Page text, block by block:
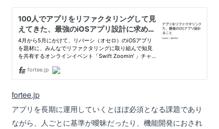
fortee.jp
アプリを長期に運用していくとほぼ必須となる課題であり
ながら、人ごとに基準が曖昧だったり、機能開発におされ